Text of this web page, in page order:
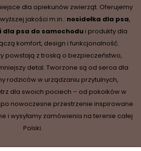
dla opiekunów zwierząt. Oferujemy
jakości m.in.: nosidełka dla psa,
dla psa do samochodui produkty dla
komfort, design i funkcjonalność.
powstają z troską o bezpieczeństwo,
detal. Tworzone są od serca dla
rodziców w urządzaniu przytulnych,
dla swoich pociech – od pokoików w
nowoczesne przestrzenie inspirowane
i wysyłamy zamówienia na terenie całej
Polski.